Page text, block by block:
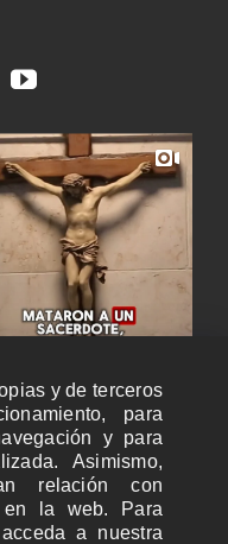
y de terceros
para
y para
Asimismo,
relación con
en la web. Para
a nuestra